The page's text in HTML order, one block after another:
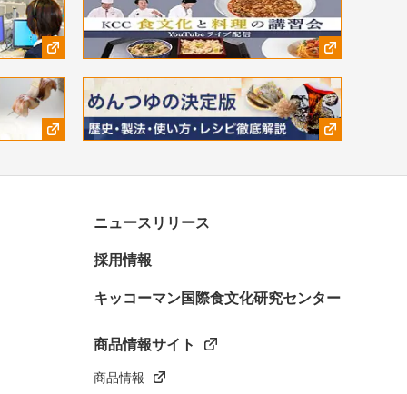
ニュースリリース
採用情報
キッコーマン国際食文化研究センター
商品情報サイト
商品情報